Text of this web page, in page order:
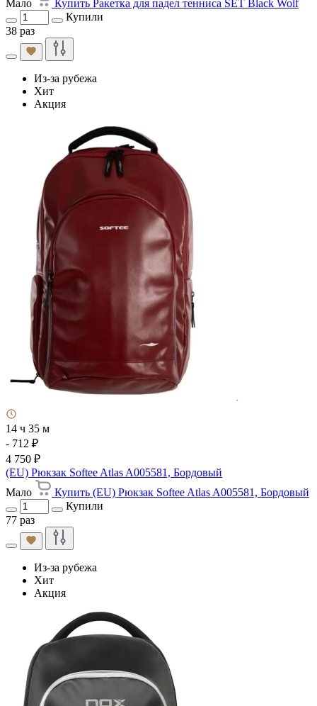
Мало
Купить Ракетка для падел тенниса SET Black Wolf
Купили
38 раз
Из-за рубежа
Хит
Акция
14 ч 35 м
- 712 ₽
4 750 ₽
(EU) Рюкзак Softee Atlas A005581, Бордовый
Мало
Купить (EU) Рюкзак Softee Atlas A005581, Бордовый
Купили
77 раз
Из-за рубежа
Хит
Акция